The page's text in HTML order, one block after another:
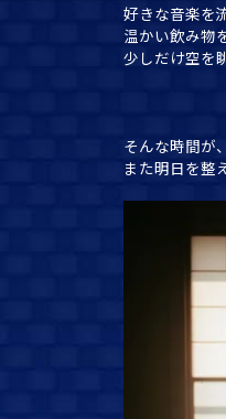
好きな音楽を
温かい飲み物
少しだけ空を
そんな時間が、
また明日を整